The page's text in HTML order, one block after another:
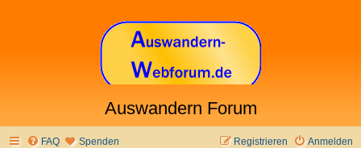
Auswandern Forum
FAQ Spenden Anmelden
Registrieren